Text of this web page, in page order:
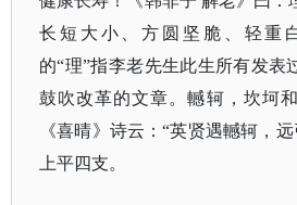
长短大小、方圆坚脆、轻重
的“理”指李老先生此生所有发表
鼓吹改革的文章。轗轲，坎坷
《喜晴》诗云：“英贤遇轗轲，
上平四支。